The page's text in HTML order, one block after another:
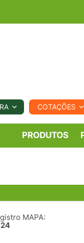
COTAÇÕES
PRODUTOS
MAPA: